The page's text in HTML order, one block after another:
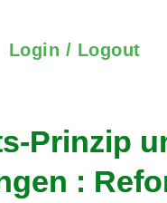
Login / Logout
Prinzip
: